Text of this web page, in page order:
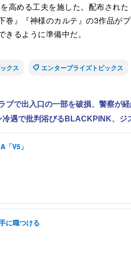
める工夫を施した。配布され
『神様のカルテ』の3作品が
るように準備中だ。
クス エンタープライズトピックス
ブで出入口の一部を破損、警察が
遇で批判浴びるBLACKPINK、ジ
「V5」
に職つける